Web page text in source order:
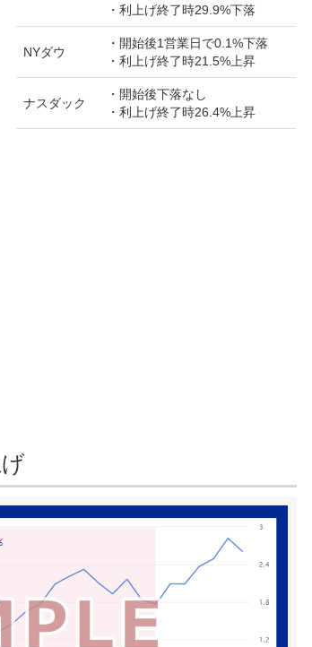
・利上げ終了時29.9%下落
NYダウ
・開始後1営業日で0.1%下落
・利上げ終了時21.5%上昇
ナスダック
・開始後下落なし
・利上げ終了時26.4%上昇